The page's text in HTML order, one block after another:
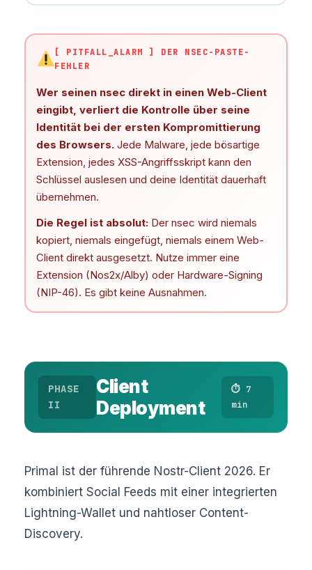
[ PITFALL_ALARM ] DER NSEC-PASTE-
FEHLER
Wer seinen nsec direkt in einen Web-Client
eingibt, verliert die Kontrolle über seine
Identität bei der ersten Kompromittierung
des Browsers. Jede Malware, jede bösartige
Extension, jedes XSS-Angriffsskript kann den
Schlüssel auslesen und deine Identität dauerhaft
übernehmen.
Die Regel ist absolut: Der nsec wird niemals
kopiert, niemals eingefügt, niemals einem Web-
Client direkt ausgesetzt. Nutze immer eine
Extension (Nos2x/Alby) oder Hardware-Signing
(NIP-46). Es gibt keine Ausnahmen.
PHASE
II
Client
Deployment
⏱ 7
min
Primal ist der führende Nostr-Client 2026. Er
kombiniert Social Feeds mit einer integrierten
Lightning-Wallet und nahtloser Content-
Discovery.